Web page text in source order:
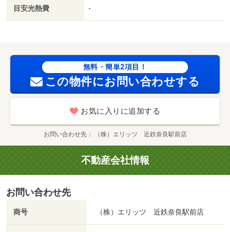
目安光熱費 -
無料・簡単2項目！
この物件にお問い合わせする
お気に入りに追加する
お問い合わせ先 （株）エリッツ 近鉄奈良駅前店
不動産会社情報
お問い合わせ先
商号 （株）エリッツ 近鉄奈良駅前店